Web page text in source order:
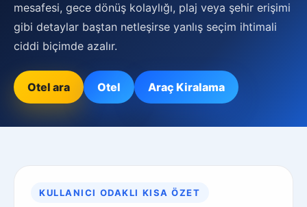
mesafesi, gece dönüş kolaylığı, plaj veya şehir erişimi
gibi detaylar baştan netleşirse yanlış seçim ihtimali
ciddi biçimde azalır.
Otel ara Otel Araç Kiralama
KULLANICI ODAKLI KISA ÖZET